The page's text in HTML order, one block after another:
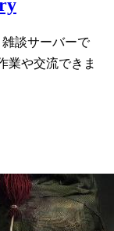
談サーバーで
業や交流できま